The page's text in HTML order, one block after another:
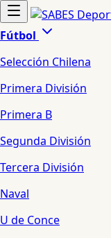
Fútbol
Selección Chilena
Primera División
Primera B
Segunda División
Tercera División
Naval
U de Conce